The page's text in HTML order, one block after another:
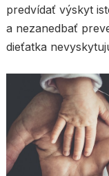
predvídať výskyt
a nezanedbať
dieťatka